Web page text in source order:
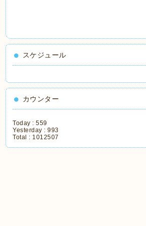
スケジュール
カウンター
Today :559
Yesterday :993
Total : 1012507